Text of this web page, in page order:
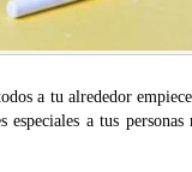
a tu alrededor
a tus